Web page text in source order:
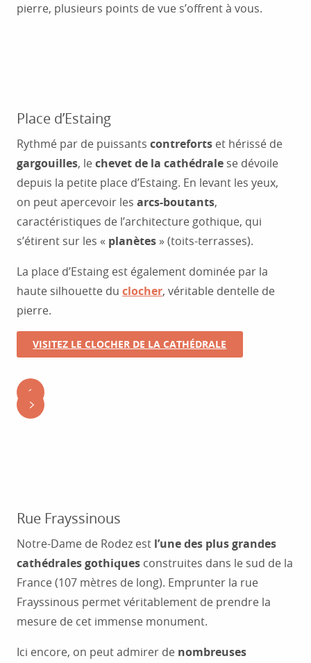
pierre, plusieurs points de vue s’offrent à vous.
Place d’Estaing
Rythmé par de puissants contreforts et hérissé de
gargouilles, lechevet de la cathédrale se dévoile
depuis la petite place d’Estaing. En levant les yeux,
on peut apercevoir les arcs-boutants,
caractéristiques de l’architecture gothique, qui
s’étirent sur les « planètes » (toits-terrasses).
La place d’Estaing est également dominée par la
haute silhouette du clocher, véritable dentelle de
pierre.
VISITEZ LE CLOCHER DE LA CATHÉDRALE
Rue Frayssinous
Notre-Dame de Rodez est l’une des plus grandes
cathédrales gothiques construites dans le sud de la
France (107 mètres de long). Emprunter la rue
Frayssinous permet véritablement de prendre la
mesure de cet immense monument.
Ici encore, on peut admirer de nombreuses